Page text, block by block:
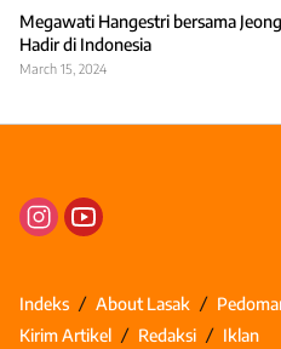
Megawati Hangestri bersama
Hadir di Indonesia
March 15, 2024
Indeks About Lasak
Kirim Artikel
Redaksi Iklan